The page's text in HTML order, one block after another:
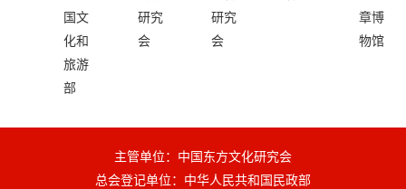
国文
化和
旅游
部
研究
会
研究
会
章博
物馆
主管单位：中国东方文化研究会
总会登记单位：中华人民共和国民政部